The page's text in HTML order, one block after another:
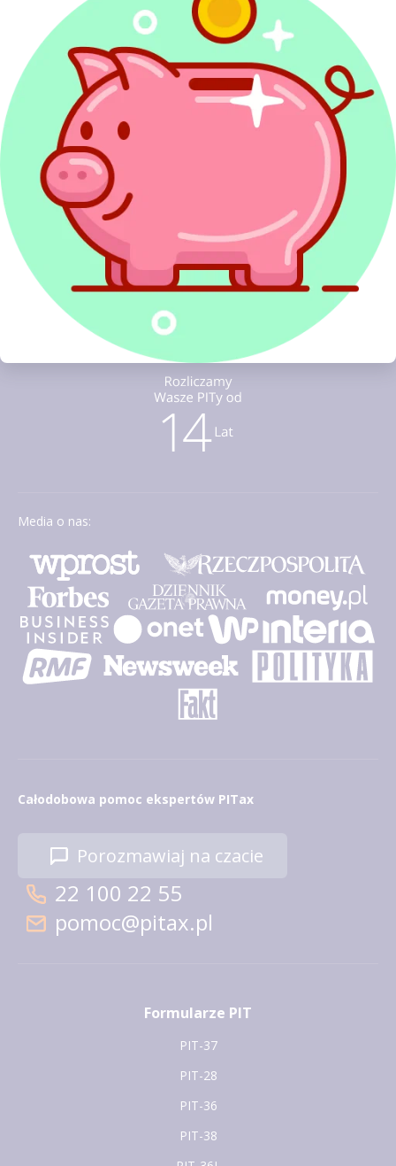
PITax Twoje rozliczenie PIT to wygodny, szybki
i darmowy sposób na Twoje PITy.
Rozlicz PIT Online
Media o nas:
Całodobowa pomoc ekspertów PITax
Porozmawiaj na czacie
22 100 22 55
pomoc@pitax.pl
Formularze PIT
PIT-37
PIT-28
PIT-36
PIT-38